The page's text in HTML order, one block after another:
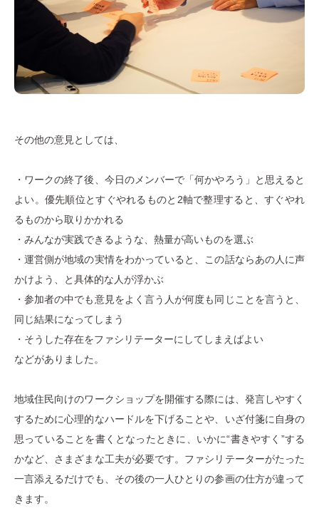
その他の意見としては、
・ワークの終了後、今日のメンバーで「何かやろう」と思えると
よい。優先順位とすぐやれるものと2軸で整理すると、すぐやれ
るものから取りかかれる
・みんなが実践できるような、熱量が高いものを選ぶ
・運営側が地域の実情をわかっていると、この話ならあの人に声
かけよう、と具体的な人が浮かぶ
・参加者の中でも意見をよく言う人が何度も同じことを言うと、
同じ結果になってしまう
・そうした存在をファシリテーターにしてしまえばよい
などがありました。
地域住民向けのワークショップを開催する際には、発言しやすく
するために心理的なハードルを下げることや、いざ付箋に自身の
思っていることを書くとなったときに、いかに“書きやすく”する
かなど、さまざまな工夫が必要です。ファシリテーターがたった
一言添えるだけでも、その後の一人ひとりの参画の仕方が違って
きます。